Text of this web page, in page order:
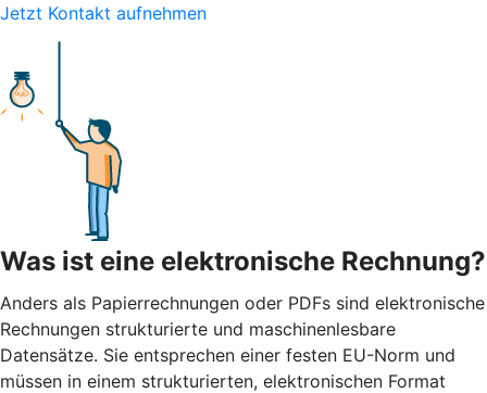
Jetzt Kontakt aufnehmen
Was ist eine elektronische Rechnung?
Anders als Papierrechnungen oder PDFs sind elektronische
Rechnungen strukturierte und maschinenlesbare
Datensätze. Sie entsprechen einer festen EU-Norm und
müssen in einem strukturierten, elektronischen Format